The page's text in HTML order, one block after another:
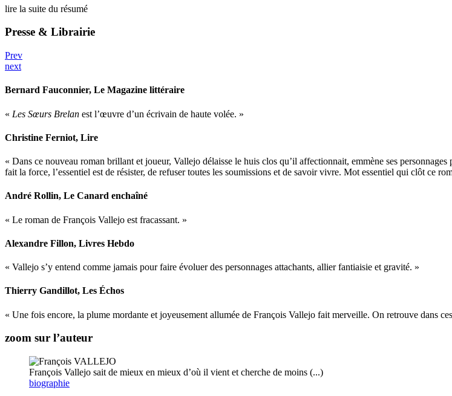
lire la suite du résumé
Presse & Librairie
Prev
next
Bernard Fauconnier, Le Magazine littéraire
« Les Sœurs Brelan est l’œuvre d’un écrivain de haute volée. »
Christine Ferniot, Lire
« Dans ce nouveau roman brillant et joueur, Vallejo délaisse le huis clos qu’il affectionnait, emmène ses
fait la force, l’essentiel est de résister, de refuser toutes les soumissions et de savoir vivre. Mot essentiel qui clôt ce
André Rollin, Le Canard enchaîné
« Le roman de François Vallejo est fracassant. »
Alexandre Fillon, Livres Hebdo
« Vallejo s’y entend comme jamais pour faire évoluer des personnages attachants, allier fantiaisie et gravité. »
Thierry Gandillot, Les Échos
« Une fois encore, la plume mordante et joyeusement allumée de François Vallejo fait merveille. On retrouve dans
zoom sur l’auteur
François Vallejo sait de mieux en mieux d’où il vient et cherche de moins (...)
biographie